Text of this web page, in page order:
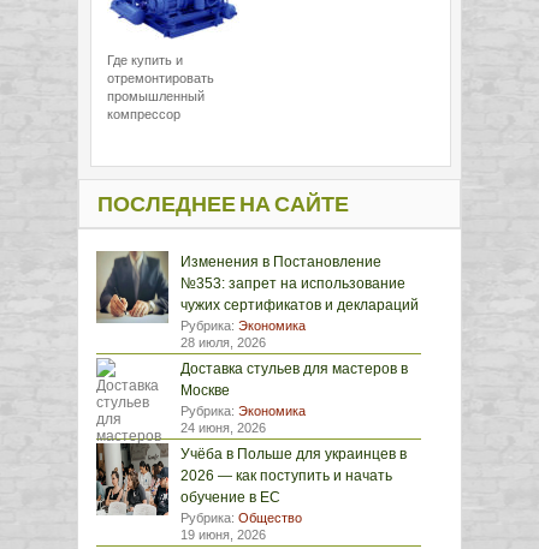
Где купить и
отремонтировать
промышленный
компрессор
ПОСЛЕДНЕЕ НА САЙТЕ
Изменения в Постановление
№353: запрет на использование
чужих сертификатов и деклараций
Рубрика: Экономика
28 июля, 2026
Доставка стульев для мастеров в
Москве
Рубрика: Экономика
24 июня, 2026
Учёба в Польше для украинцев в
2026 — как поступить и начать
обучение в ЕС
Рубрика: Общество
19 июня, 2026